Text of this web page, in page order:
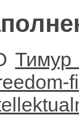
Тимур